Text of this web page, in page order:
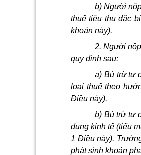
b) Người
thuế tiêu thụ đặc
khoản này).
2. Người
quy định sau:
a) Bù trừ tự
loại thuế theo
Điều này).
b) Bù trừ tự
dung kinh tế (tiểu
1 Điều này).
phát sinh khoản